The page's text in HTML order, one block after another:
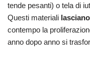
tende pesanti) o tela di
Questi materiali
contempo la
anno dopo anno si